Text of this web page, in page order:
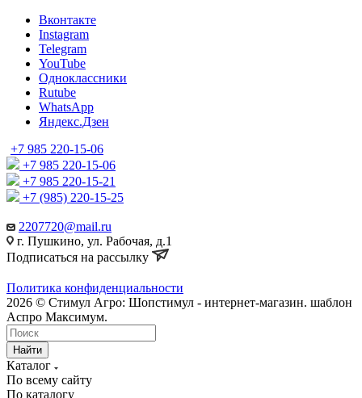
Вконтакте
Instagram
Telegram
YouTube
Одноклассники
Rutube
WhatsApp
Яндекс.Дзен
+7 985 220-15-06
+7 985 220-15-06
+7 985 220-15-21
+7 (985) 220-15-25
2207720@mail.ru
г. Пушкино, ул. Рабочая, д.1
Подписаться на рассылку
Политика конфиденциальности
2026 © Стимул Агро: Шопстимул - интернет-магазин. шаблон
Аспро Максимум.
Найти
Каталог
По всему сайту
По каталогу